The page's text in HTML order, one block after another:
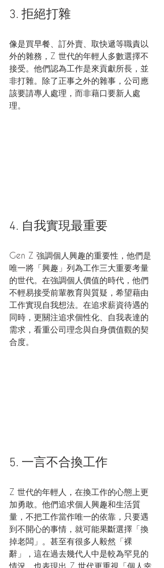
3. 拒絕打雜
像是買早餐、訂外賣、取快遞等職責以
外的雜務，Z 世代的年輕人多數選擇不
接受。他們認為工作是來貢獻所長，並
非打雜。除了正事之外的雜事，公司應
該要請專人處理，而非藉口要新人處
理。
4. 自我實現最重要
Gen Z 強調個人興趣的重要性，他們是
唯一將「興趣」列為工作三大重要考量
的世代。在強調個人價值的時代，他們
不輕易接受前輩教育與質疑，希望藉由
工作實現自我想法。在追求薪資待遇的
同時，更關注追求個性化、自我表達的
需求，看重公司理念與自身價值觀的契
合度。
5. 一言不合換工作
Z 世代的年輕人，在換工作的心態上更
加勇敢。他們追求個人興趣和生活質
量，不把工作當作唯一的依靠，只要遇
到不開心的事情，就可能果斷選擇「換
掉老闆」。甚至有很多人毅然「裸
辭」，這在過去幾代人中是較為罕見的
情況，也表現出 Z 世代更重視「個人幸